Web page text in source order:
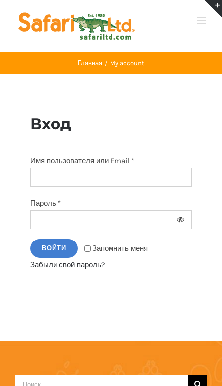
content
Главная My account
Вход
Имя пользователя или Email *
Пароль *
Запомнить меня
ВОЙТИ
Забыли свой пароль?
Результат